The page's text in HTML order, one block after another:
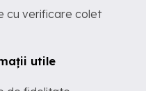
cu verificare colet
utile